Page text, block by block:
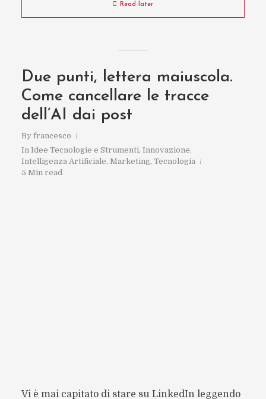
Read later
Due punti, lettera maiuscola.
Come cancellare le tracce
dell’AI dai post
By francesco
In Idee Tecnologie e Strumenti, Innovazione,
Intelligenza Artificiale, Marketing, Tecnologia
5 Min read
Vi è mai capitato di stare su LinkedIn leggendo